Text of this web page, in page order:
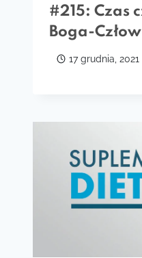
#215: Czas
Boga-
17 grudnia, 2021